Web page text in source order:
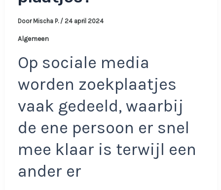
Door Mischa P. / 24 april 2024
Algemeen
Op sociale media
worden zoekplaatjes
vaak gedeeld, waarbij
de ene persoon er snel
mee klaar is terwijl een
ander er